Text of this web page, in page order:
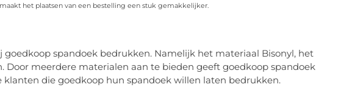
het plaatsen van een bestelling een stuk gemakkelijker.
spandoek bedrukken. Namelijk het materiaal Bisonyl, het
Door meerdere materialen aan te bieden geeft goedkoop spandoek
die goedkoop hun spandoek willen laten bedrukken.